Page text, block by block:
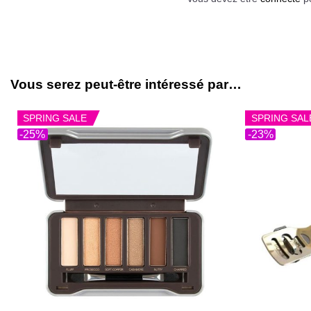
Vous serez peut-être intéressé par…
-25%
SPRING SALE
-23%
SPRING